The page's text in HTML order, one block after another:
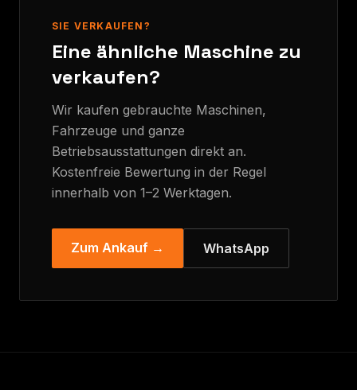
SIE VERKAUFEN?
Eine ähnliche Maschine zu
verkaufen?
Wir kaufen gebrauchte Maschinen,
Fahrzeuge und ganze
Betriebsausstattungen direkt an.
Kostenfreie Bewertung in der Regel
innerhalb von 1–2 Werktagen.
Zum Ankauf → WhatsApp